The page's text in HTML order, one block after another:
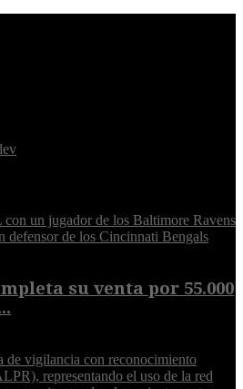
su venta por 55.000